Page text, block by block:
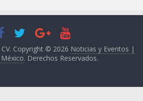
Copyright © 2026 Noticias y Eventos |
. Derechos Reservados.